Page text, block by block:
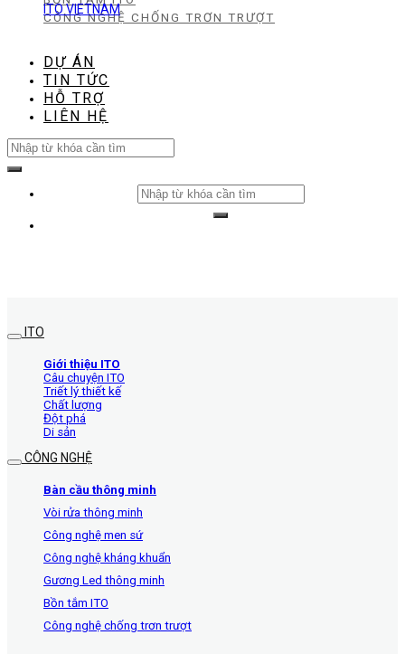
CÔNG NGHỆ CHỐNG TRƠN TRƯỢT
DỰ ÁN
TIN TỨC
HỖ TRỢ
LIÊN HỆ
Search
for:
Search
for:
ITO VIETNAM
ITO
Giới thiệu ITO
Câu chuyện ITO
Triết lý thiết kế
Chất lượng
Đột phá
Di sản
CÔNG NGHỆ
Bàn cầu thông minh
Vòi rửa thông minh
Công nghệ men sứ
Công nghệ kháng khuẩn
Gương Led thông minh
Bồn tắm ITO
Công nghệ chống trơn trượt